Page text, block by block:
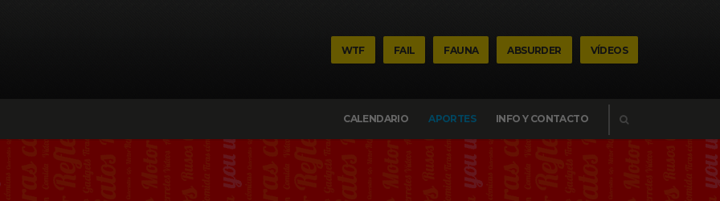
WTF FAIL FAUNA ABSURDER VÍDEOS
BUSCAR
CALENDARIO
APORTES INFO Y CONTACTO